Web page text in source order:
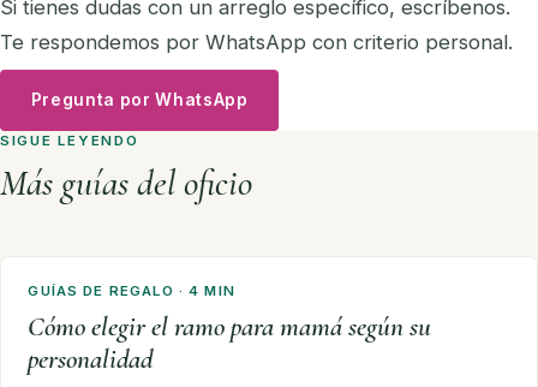
Si tienes dudas con un arreglo específico, escríbenos.
Te respondemos por WhatsApp con criterio personal.
Pregunta por WhatsApp
SIGUE LEYENDO
Más guías del oficio
GUÍAS DE REGALO · 4 MIN
Cómo elegir el ramo para mamá según su
personalidad